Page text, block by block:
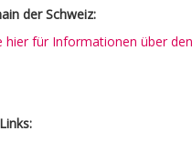
der Schweiz:
hier für Informationen über